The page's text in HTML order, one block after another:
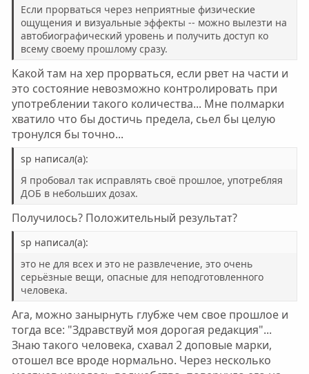
Если прорваться через неприятные физические
ощущения и визуальные эффекты -- можно вылезти на
автобиографический уровень и получить доступ ко
всему своему прошлому сразу.
Какой там на хер прорваться, если рвет на части и
это состояние невозможно контролировать при
употреблении такого количества... Мне полмарки
хватило что бы достичь предела, сьел бы целую
тронулся бы точно...
sp написал(а):
Я пробовал так исправлять своё прошлое, употребляя
ДОБ в небольших дозах.
Получилось? Положительный результат?
sp написал(а):
это не для всех и это не развлечение, это очень
серьёзные вещи, опасные для неподготовленного
человека.
Ага, можно занырнуть глубже чем свое прошлое и
тогда все: "Здравствуй моя дорогая редакция"...
Знаю такого человека, схавал 2 доповые марки,
отошел все вроде нормально. Через несколько